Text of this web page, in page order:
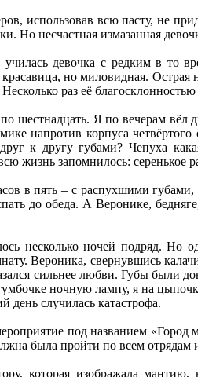
использовав всю пасту, не
Но несчастная измазанная
девочка с редким в то
но миловидная. Острая
раз её
шестнадцать. Я по вечерам вёл
напротив корпуса
к другу губами? Чепуха
жизнь запомнилось: серенькое
в пять – с распухшими
до обеда. А Веронике,
несколько ночей подряд. Но
Вероника, свернувшись
сильнее любви. Губы были
ночную лампу, я на
день случилась катастрофа.
под названием «Город
была пройти по всем отрядам
которая изображала